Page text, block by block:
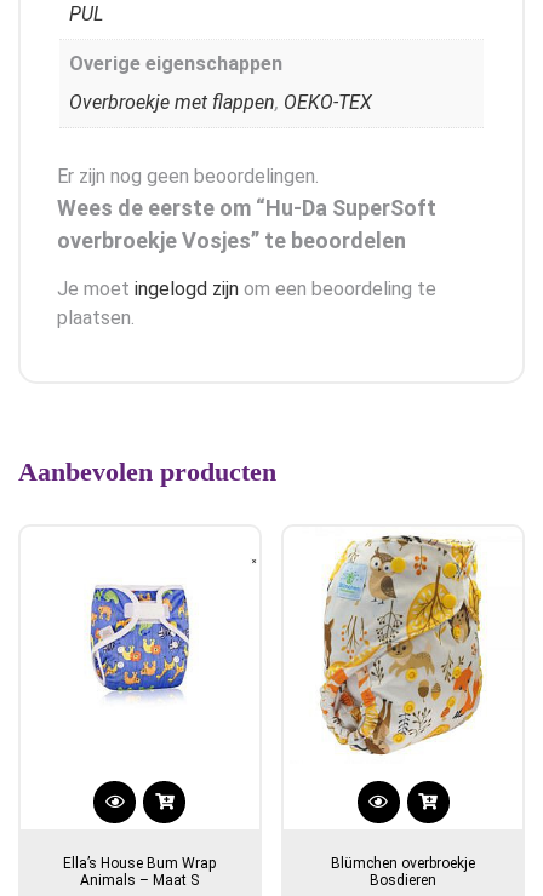
PUL
Overige eigenschappen
Overbroekje met flappen, OEKO-TEX
Er zijn nog geen beoordelingen.
Wees de eerste om “Hu-Da SuperSoft
overbroekje Vosjes” te beoordelen
Je moet ingelogd zijn om een beoordeling te
plaatsen.
Aanbevolen producten
Ella’s House Bum Wrap
Animals – Maat S
Blümchen overbroekje
Bosdieren